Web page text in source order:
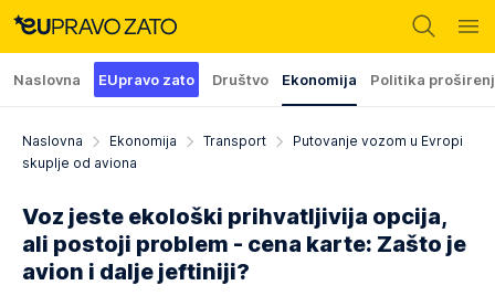
Naslovna EUpravo zato Društvo Ekonomija Politika
Naslovna Ekonomija Transport
Putovanje vozom u Evropi
skuplje od aviona
Voz jeste ekološki prihvatljivija opcija,
ali postoji problem - cena karte: Zašto je
avion i dalje jeftiniji?